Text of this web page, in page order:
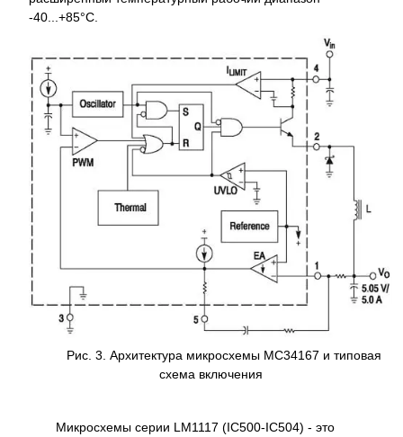
-40...+85°С.
Рис. 3. Архитектура микросхемы MC34167 и типовая
схема включения
Микросхемы серии LM1117 (IC500-IC504) - это